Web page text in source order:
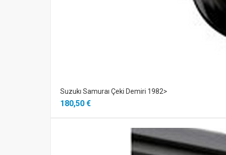
Suzukı Samuraı Çeki Demiri 1982>
180,50 €